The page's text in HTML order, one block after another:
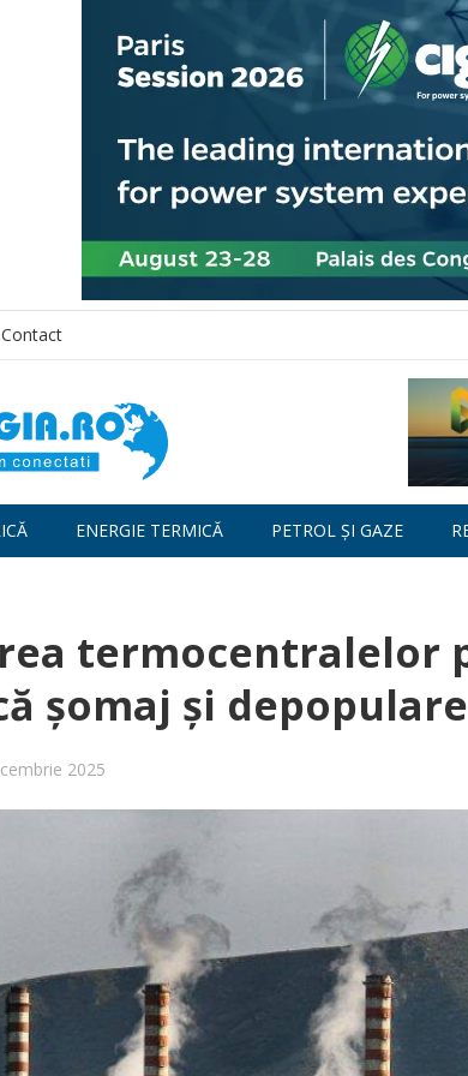
Contact
ENERGIE TERMICĂ PETROL ȘI GAZE
termocentralelor
şomaj şi depopulare
2025